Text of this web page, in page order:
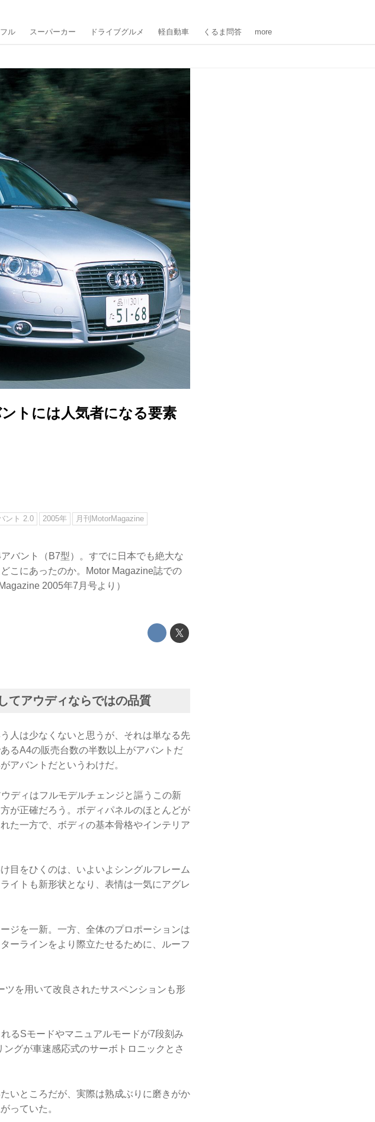
ル スーパーカー ドライブグルメ 軽自動車 くるま問答 more
トには人気者になる要素
ント 2.0 2005年 月刊MotorMagazine
バント（B7型）。すでに日本でも絶大な
こにあったのか。Motor Magazine誌での
2005年7月号より）
てアウディならではの品質
人は少なくないと思うが、それは単なる先
るA4の販売台数の半数以上がアバントだ
アバントだというわけだ。
ディはフルモデルチェンジと謳うこの新
が正確だろう。ボディパネルのほとんどが
た一方で、ボディの基本骨格やインテリア
目をひくのは、いよいよシングルフレーム
イトも新形状となり、表情は一気にアグレ
ジを一新。一方、全体のプロポーションは
ーラインをより際立たせるために、ルーフ
を用いて改良されたサスペンションも形
るSモードやマニュアルモードが7段刻み
グが車速感応式のサーボトロニックとさ
いところだが、実際は熟成ぶりに磨きがか
っていた。